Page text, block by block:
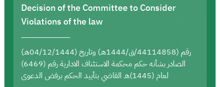
Decision of the Committee to Consider
Violations of the law
رقم (44114858/ق/1444هـ) وتاريخ (04/12/1444هـ)
الصادر بشأنه حكم محكمة الاستئناف الادارية رقم (6469)
لعام (1445)هـ القاضي بتأييد الحكم برفض الدعوى